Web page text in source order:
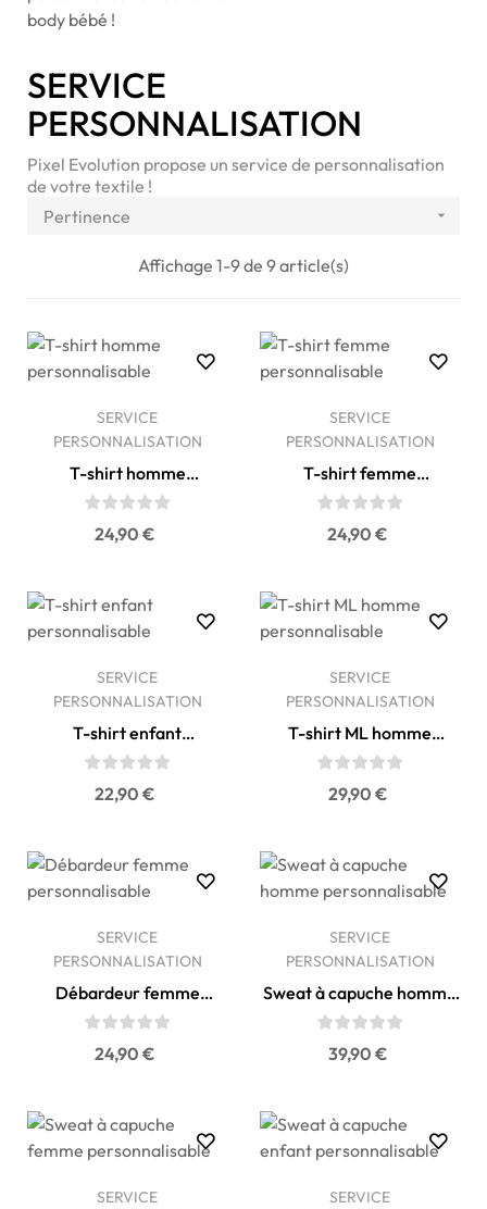
body bébé !
SERVICE
PERSONNALISATION
Pixel Evolution propose un service de personnalisation
de votre textile !
Pertinence

Affichage 1-9 de 9 article(s)
SERVICE
PERSONNALISATION
T-shirt homme
personnalisable
Prix
24,90 €
SERVICE
PERSONNALISATION
T-shirt femme
personnalisable
Prix
24,90 €
SERVICE
PERSONNALISATION
T-shirt enfant
personnalisable
Prix
22,90 €
SERVICE
PERSONNALISATION
T-shirt ML homme
personnalisable
Prix
29,90 €
SERVICE
PERSONNALISATION
Débardeur femme
personnalisable
Prix
24,90 €
SERVICE
PERSONNALISATION
Sweat à capuche homme
personnalisable
Prix
39,90 €
SERVICE
SERVICE